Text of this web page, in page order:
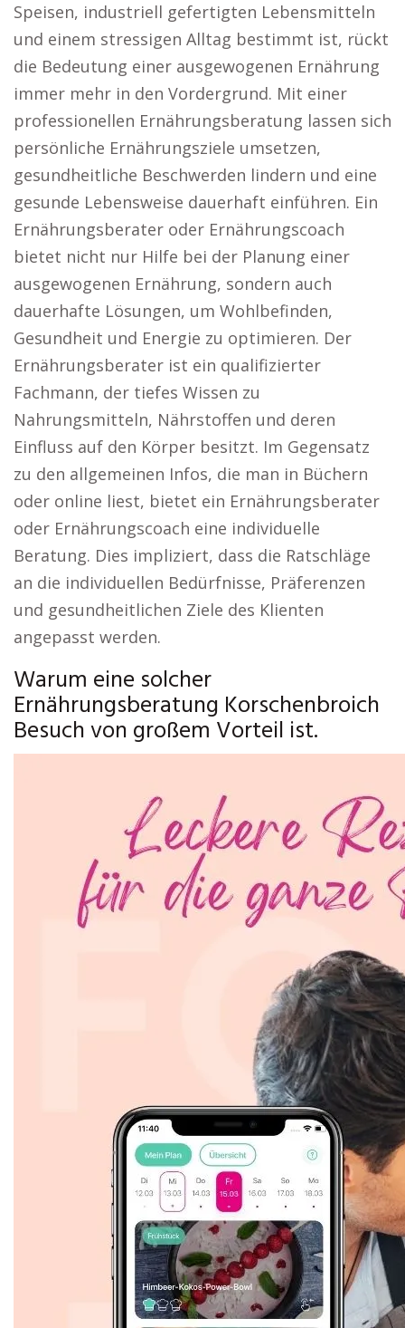
Speisen, industriell gefertigten Lebensmitteln
und einem stressigen Alltag bestimmt ist, rückt
die Bedeutung einer ausgewogenen Ernährung
immer mehr in den Vordergrund. Mit einer
professionellen Ernährungsberatung lassen sich
persönliche Ernährungsziele umsetzen,
gesundheitliche Beschwerden lindern und eine
gesunde Lebensweise dauerhaft einführen. Ein
Ernährungsberater oder Ernährungscoach
bietet nicht nur Hilfe bei der Planung einer
ausgewogenen Ernährung, sondern auch
dauerhafte Lösungen, um Wohlbefinden,
Gesundheit und Energie zu optimieren. Der
Ernährungsberater ist ein qualifizierter
Fachmann, der tiefes Wissen zu
Nahrungsmitteln, Nährstoffen und deren
Einfluss auf den Körper besitzt. Im Gegensatz
zu den allgemeinen Infos, die man in Büchern
oder online liest, bietet ein Ernährungsberater
oder Ernährungscoach eine individuelle
Beratung. Dies impliziert, dass die Ratschläge
an die individuellen Bedürfnisse, Präferenzen
und gesundheitlichen Ziele des Klienten
angepasst werden.
Warum eine solcher
Ernährungsberatung Korschenbroich
Besuch von großem Vorteil ist.